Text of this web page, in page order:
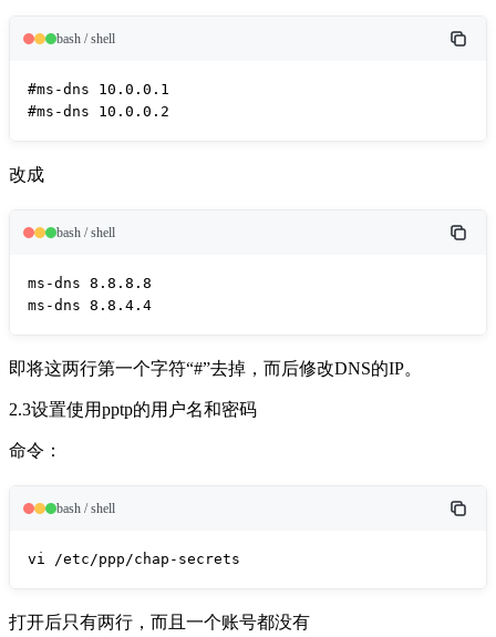
bash / shell
#ms-dns 10.0.0.1
#ms-dns 10.0.0.2
改成
bash / shell
ms-dns 8.8.8.8
ms-dns 8.8.4.4
即将这两行第一个字符“#”去掉，而后修改DNS的IP。
2.3设置使用pptp的用户名和密码
命令：
bash / shell
vi /etc/ppp/chap-secrets
打开后只有两行，而且一个账号都没有